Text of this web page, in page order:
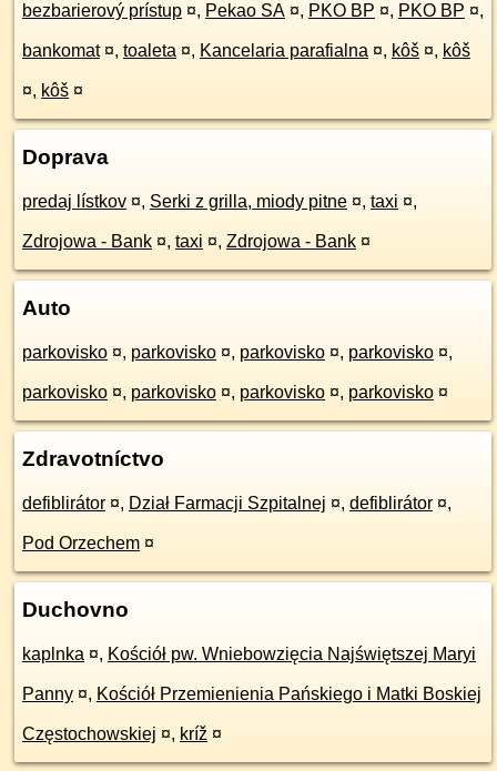
bezbarierový prístup ¤, Pekao SA ¤, PKO BP ¤, PKO BP ¤,
bankomat ¤, toaleta ¤, Kancelaria parafialna ¤, kôš ¤, kôš
¤, kôš ¤
Doprava
predaj lístkov ¤, Serki z grilla, miody pitne ¤, taxi ¤,
Zdrojowa - Bank ¤, taxi ¤, Zdrojowa - Bank ¤
Auto
parkovisko ¤, parkovisko ¤, parkovisko ¤, parkovisko ¤,
parkovisko ¤, parkovisko ¤, parkovisko ¤, parkovisko ¤
Zdravotníctvo
defiblirátor ¤, Dział Farmacji Szpitalnej ¤, defiblirátor ¤,
Pod Orzechem ¤
Duchovno
kaplnka ¤, Kościół pw. Wniebowzięcia Najświętszej Maryi
Panny ¤, Kościół Przemienienia Pańskiego i Matki Boskiej
Częstochowskiej ¤, kríž ¤